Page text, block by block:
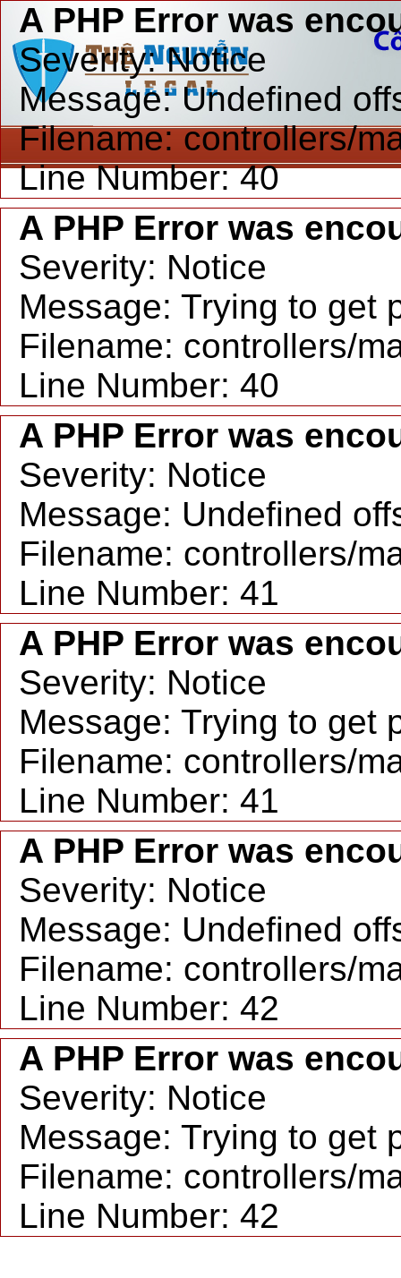
A PHP Error was
Severity: Notice
Message: Undefined
Filename: controllers/
Line Number: 40
A PHP Error was
Severity: Notice
Message: Trying to get
Filename: controllers/
Line Number: 40
A PHP Error was
Severity: Notice
Message: Undefined
Filename: controllers/
Line Number: 41
A PHP Error was
Severity: Notice
Message: Trying to get
Filename: controllers/
Line Number: 41
A PHP Error was
Severity: Notice
Message: Undefined
Filename: controllers/
Line Number: 42
A PHP Error was
Severity: Notice
Message: Trying to get
Filename: controllers/
Line Number: 42